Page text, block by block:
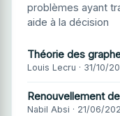
problèmes ayant
aide à la décision
Théorie des
Louis Lecru · 31/10/
Renouvellement
Nabil Absi · 21/06/